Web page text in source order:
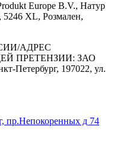
Europe B.V., Натур
XL, Розмален,
АДРЕС
ПРЕТЕНЗИИ: ЗАО
Петербург, 197022, ул.
пр.Непокоренных д 74